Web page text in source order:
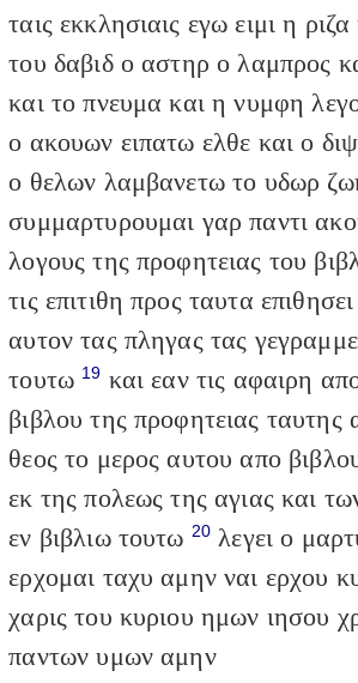
ταις εκκλησιαις εγω ειμι η
του δαβιδ ο αστηρ ο λαμπρος
και το πνευμα και η νυμφη
ο ακουων ειπατω ελθε και ο
ο θελων λαμβανετω το υδωρ
συμμαρτυρουμαι γαρ παντι
λογους της προφητειας του
τις επιτιθη προς ταυτα
αυτον τας πληγας τας
τουτω 19 και εαν τις αφαιρη
βιβλου της προφητειας ταυτης
θεος το μερος αυτου απο
εκ της πολεως της αγιας και
εν βιβλιω τουτω 20 λεγει ο
ερχομαι ταχυ αμην ναι ερχου
χαρις του κυριου ημων ιησου
παντων υμων αμην